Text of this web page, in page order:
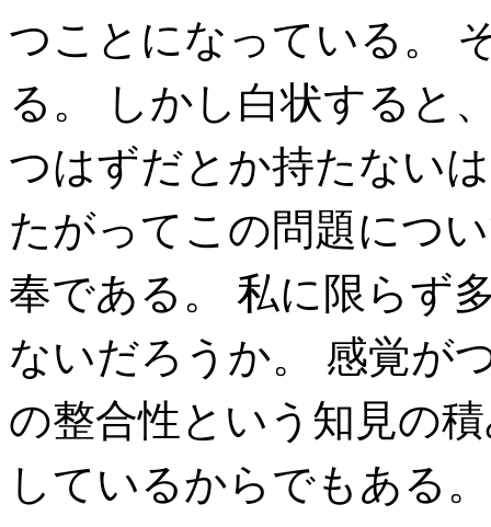
つことになっている。
る。 しかし白状すると
つはずだとか持たない
たがってこの問題につ
奉である。 私に限らず
ないだろうか。 感覚が
の整合性という知見の
しているからでもある。